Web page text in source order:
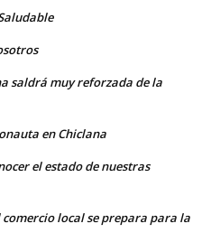
saldrá muy reforzada de la
en Chiclana
el estado de nuestras
comercio local se prepara para la